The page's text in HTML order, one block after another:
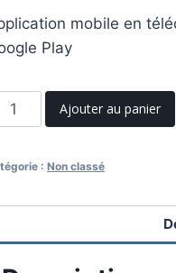
mobile en
Play
Ajouter au panier
: Non classé